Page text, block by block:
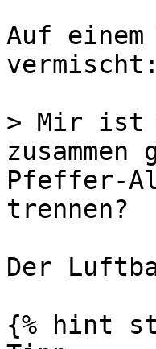
Auf
vermischt:
> Mir ist
Pfeffer-
trennen?
Der
{% hint